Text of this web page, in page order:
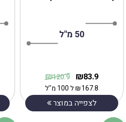
50 מ"ל
83.9
₪
120.9
₪
167.8
₪ל 100 מ''ל
לצפייה במוצר